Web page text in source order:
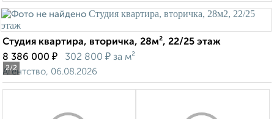
2/2
Студия квартира, вторичка, 28м², 22/25 этаж
8 386 000 ₽ 302 800 ₽ за м²
Агентство, 06.08.2026